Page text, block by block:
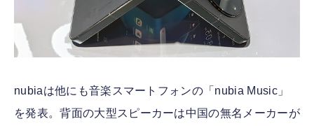
nubiaは他にも音楽スマートフォンの「nubia Music」
を発表。背面の大型スピーカーは中国の無名メーカーが